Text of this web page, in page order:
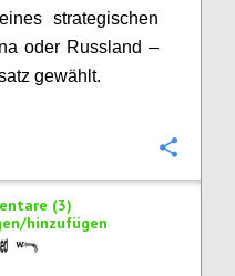
strategischen
oder Russland –
gewählt.
(3)
hinzufügen